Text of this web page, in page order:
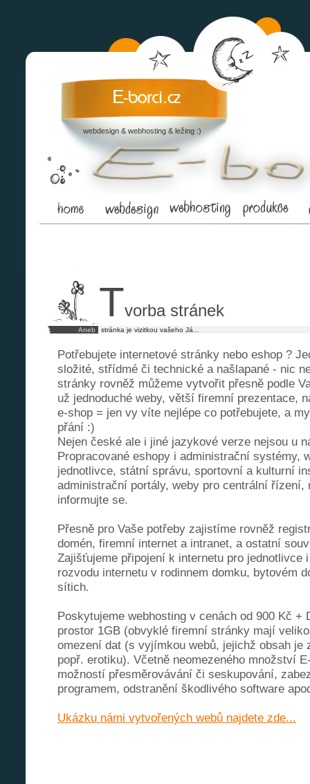
webdesign & webhosting & ležing :)
Tvorba stránek
Aneb stránka je vizitkou vašeho Já...
Potřebujete internetové stránky nebo eshop ?
složité, střídmé či technické a našlapané - nic
stránky rovněž můžeme vytvořit přesně podle
už jednoduché weby, větší firemní prezentace,
e-shop = jen vy víte nejlépe co potřebujete, a
přání :)
Nejen české ale i jiné jazykové verze nejsou u
Propracované eshopy i administrační systémy,
jednotlivce, státní správu, sportovní a kulturní
administrační portály, weby pro centrální řízení,
informujte se.
Přesně pro Vaše potřeby zajistíme rovněž
domén, firemní internet a intranet, a ostatní
Zajišťujeme připojení k internetu pro jednotlivce
rozvodu internetu v rodinnem domku, bytovém
sítich.
Poskytujeme webhosting v cenách od 900 Kč +
prostor 1GB (obvyklé firemní stránky mají
omezení dat (s vyjímkou webů, jejichž obsah je
popř. erotiku). Včetně neomezeného množství
možností přesměrovávání či seskupování,
programem, odstranění škodlivého software
Ukázku námi vytvořených webů najdete zde...